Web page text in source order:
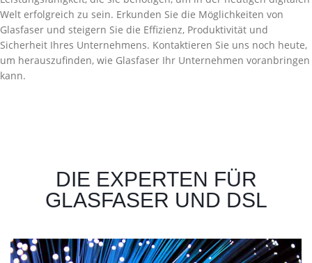
Welt erfolgreich zu sein. Erkunden Sie die Möglichkeiten von
Glasfaser und steigern Sie die Effizienz, Produktivität und
Sicherheit Ihres Unternehmens. Kontaktieren Sie uns noch heute,
um herauszufinden, wie Glasfaser Ihr Unternehmen voranbringen
kann.
DIE EXPERTEN FÜR
GLASFASER UND DSL